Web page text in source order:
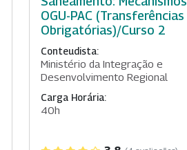
OGU-PAC (Transferências
Obrigatórias)/Curso 2
Conteudista:
Ministério da Integração e
Desenvolvimento Regional
Carga Horária:
40h